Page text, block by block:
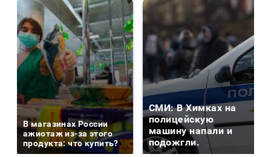
В магазинах России
ажиотаж из-за этого
продукта: что купить?
СМИ: В Химках на
полицейскую
машину напали и
подожгли.